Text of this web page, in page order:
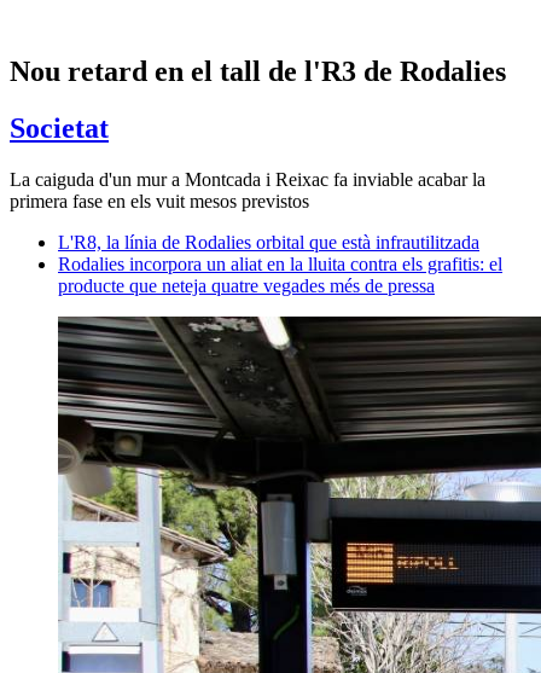
Nou retard en el tall de l'R3 de Rodalies
Societat
La caiguda d'un mur a Montcada i Reixac fa inviable acabar la
primera fase en els vuit mesos previstos
L'R8, la línia de Rodalies orbital que està infrautilitzada
Rodalies incorpora un aliat en la lluita contra els grafitis: el
producte que neteja quatre vegades més de pressa